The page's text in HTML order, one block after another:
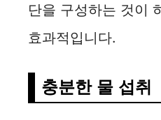
단을 구성하는 것이
효과적입니다.
충분한 물 섭취